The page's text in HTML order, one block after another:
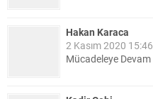
Hakan Karaca
2 Kasım 2020 15:46
Mücadeleye Devam